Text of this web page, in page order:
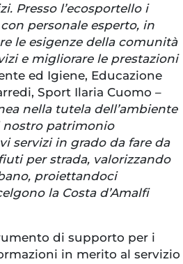
Presso l’ecosportello i
personale esperto, in
le esigenze della comunità
e migliorare le prestazioni
ed Igiene, Educazione
Sport Ilaria Cuomo –
nella tutela dell’ambiente
nostro patrimonio
servizi in grado da fare da
per strada, valorizzando
proiettandoci
la Costa d’Amalfi
di supporto per i
in merito al servizio